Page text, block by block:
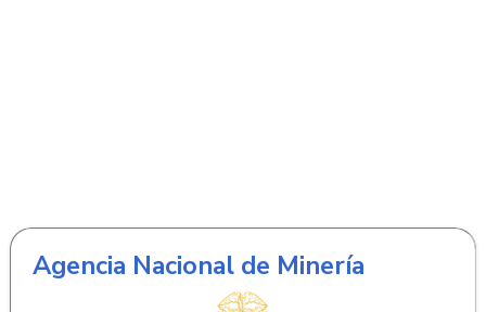
Agencia Nacional de Minería